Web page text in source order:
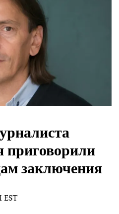
заключения
EST